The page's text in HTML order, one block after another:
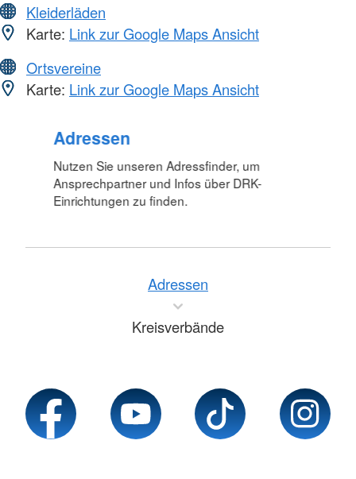
Kleiderläden
Karte: Link zur Google Maps Ansicht
Ortsvereine
Karte: Link zur Google Maps Ansicht
Adressen
Nutzen Sie unseren Adressfinder, um
Ansprechpartner und Infos über DRK-
Einrichtungen zu finden.
Adressen
Kreisverbände